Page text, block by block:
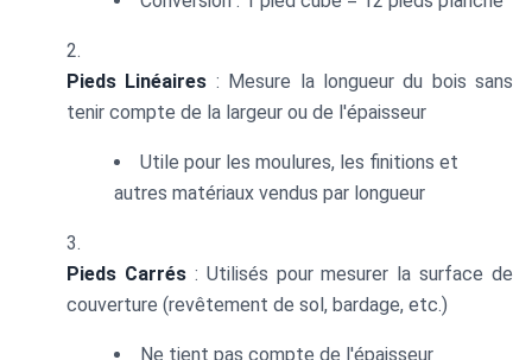
Pieds Linéaires : Mesure la longueur du bois sans
tenir compte de la largeur ou de l'épaisseur
Utile pour les moulures, les finitions et
autres matériaux vendus par longueur
Pieds Carrés: Utilisés pour mesurer la surface de
couverture (revêtement de sol, bardage, etc.)
Ne tient pas compte de l'épaisseur